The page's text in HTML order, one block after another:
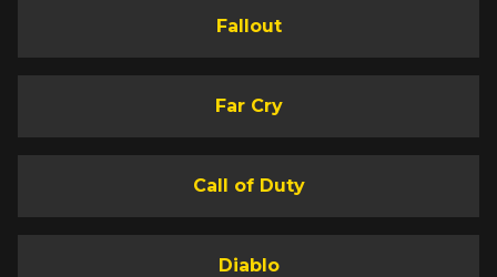
Fallout
Far Cry
Call of Duty
Diablo